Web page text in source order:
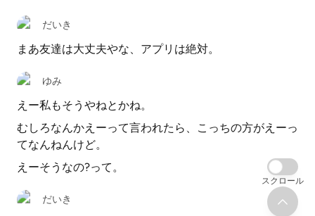
だいき
まあ友達は大丈夫やな、アプリは絶対。
ゆみ
えー私もそうやねとかね。
むしろなんかえーって言われたら、こっちの方がえーっ
てなんねんけど。
えーそうなの?って。
だいき
スクロール